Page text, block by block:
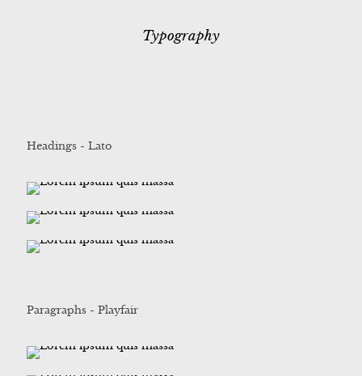
Typography
Headings - Lato
Paragraphs - Playfair